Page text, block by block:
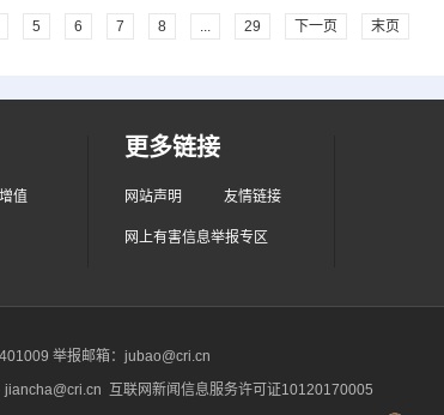
5 6 7 8 ... 29 下一页 末页
值
更多链接
网站声明 友情链接
网上有害信息举报专区
举报邮箱：jubao@cri.cn
互联网新闻信息服务许可证10120170005